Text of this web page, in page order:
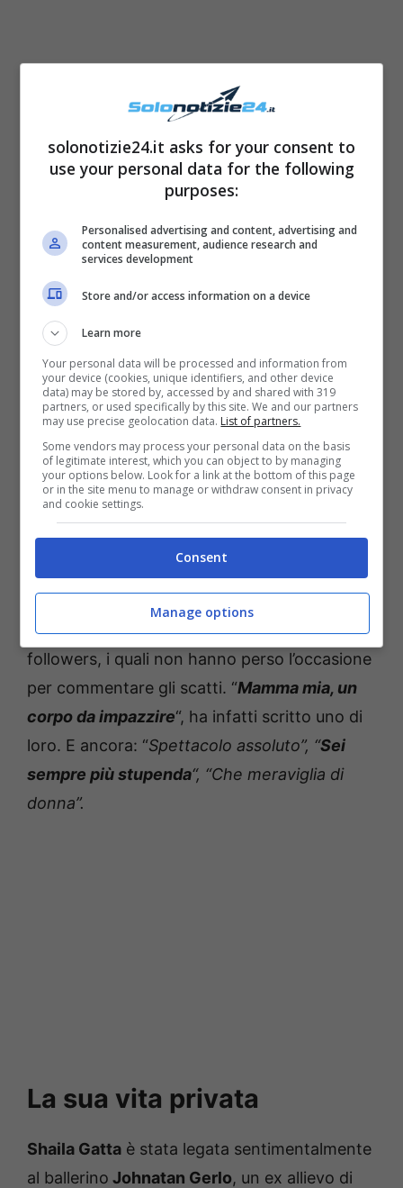
Il suo costume permette infatti di
la giovane ha infatti mostrato il suo
sensazionale lato B, che ha senz’altro
Insomma, Shaila è semprebellissimaed è
moltissimi italiani.
Il post ha ovviamente ottenuto
numerosissimi consensida parte dei suoi
followers, i quali non hanno perso l’occasione
per commentare gli scatti. “Mamma mia, un
corpo da impazzire“, ha infatti scritto uno di
loro. E ancora: “Spettacolo assoluto”, “Sei
sempre più stupenda“, “Che meraviglia di
donna”.
La sua vita privata
Shaila Gatta è stata legata sentimentalmente
al ballerino Johnatan Gerlo, un ex allievo di
solonotizie24.it asks for your consent to
use your personal data for the following
purposes:
Personalised advertising and content, advertising and
content measurement, audience research and
services development
Store and/or access information on a device
Learn more
Your personal data will be processed and information from
your device (cookies, unique identifiers, and other device
data) may be stored by, accessed by and shared with 319
partners, or used specifically by this site. We and our partners
may use precise geolocation data. List of partners.
Some vendors may process your personal data on the basis
of legitimate interest, which you can object to by managing
your options below. Look for a link at the bottom of this page
or in the site menu to manage or withdraw consent in privacy
and cookie settings.
Consent
Manage options